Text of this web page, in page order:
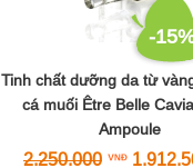
-
Tinh chất dưỡng da từ
cá muối Être Belle
Ampoule
2.250.000